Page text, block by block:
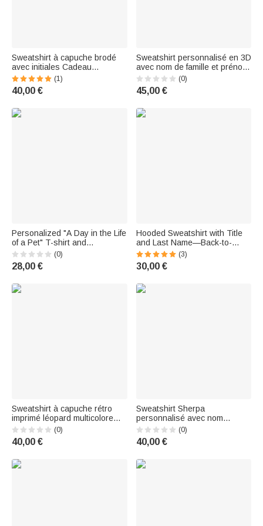
Sweatshirt à capuche brodé
avec initiales Cadeau
d'anniversaire pour couples
nouveaux mariés
(1)
40,00 €
Sweatshirt personnalisé en 3D
avec nom de famille et prénom
de l'enfant Fête des mères
Fête des pères Cadeau de
naissance pour la famille
(0)
45,00 €
Personalized "A Day in the Life
of a Pet" T-shirt and
Sweatshirt with a photo of a
pet—An everyday gift for pet
owners
(0)
28,00 €
Hooded Sweatshirt with Title
and Last Name—Back-to-
School Appreciation Gift for
Teachers
(3)
30,00 €
Sweatshirt à capuche rétro
imprimé léopard multicolore
avec titre et nom Cadeau
d'anniversaire de fête des
mères pour maman grand-
(0)
40,00 €
Sweatshirt Sherpa
personnalisé avec nom
infirmier clinique quotidien
Cadeau d'anniversaire pour
dentistes infirmières
(0)
40,00 €